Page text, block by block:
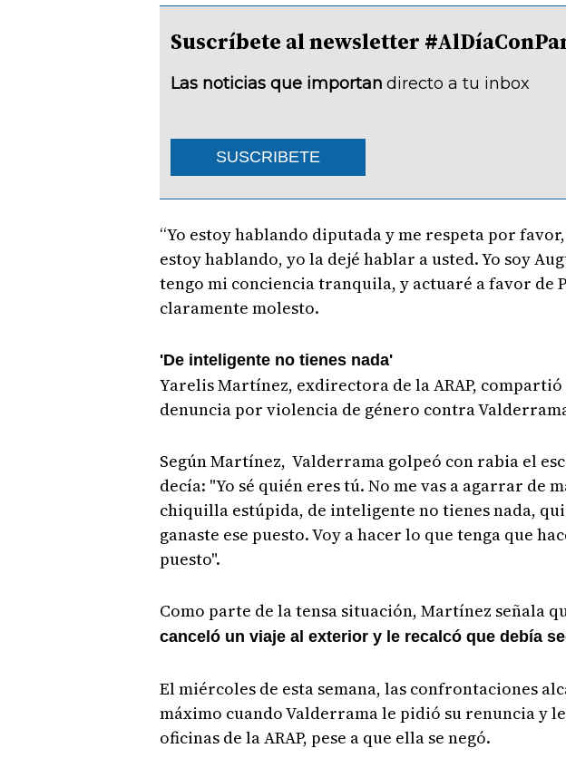
Suscríbete al newsletter
Las noticias que importan directo a tu inbox
SUSCRIBETE
“Yo estoy hablando diputada y me respeta por
estoy hablando, yo la dejé hablar a usted. Yo soy
tengo mi conciencia tranquila, y actuaré a favor de
claramente molesto.
'De inteligente no tienes nada'
Yarelis Martínez, exdirectora de la ARAP, compartió
denuncia por violencia de género contra
Según Martínez, Valderrama golpeó con rabia el
decía: "Yo sé quién eres tú. No me vas a agarrar de
chiquilla estúpida, de inteligente no tienes nada,
ganaste ese puesto. Voy a hacer lo que tenga que
puesto".
Como parte de la tensa situación, Martínez señala
canceló un viaje al exterior y le recalcó que debía
El miércoles de esta semana, las confrontaciones
máximo cuando Valderrama le pidió su renuncia y
oficinas de la ARAP, pese a que ella se negó.